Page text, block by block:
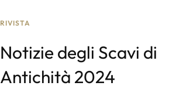
RIVISTA
Notizie degli Scavi di
Antichità 2024